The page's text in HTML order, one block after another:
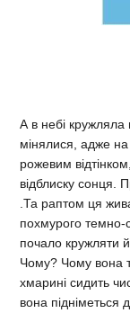
А в небі кружляла
мінялися, адже
рожевим
відблиску сонця.
.Та раптом ця
похмурого темно-
почало кружляти
Чому? Чому вона
хмарині сидить
вона підніметься